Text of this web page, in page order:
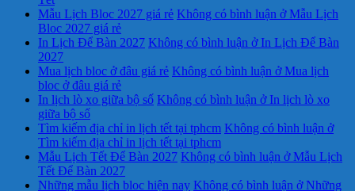
Mẫu Lịch Bloc 2027 giá rẻ Không có bình luận ở Mẫu Lịch
Bloc 2027 giá rẻ
In Lịch Để Bàn 2027 Không có bình luận ở In Lịch Để Bàn
2027
Mua lịch bloc ở đâu giá rẻ Không có bình luận ở Mua lịch
bloc ở đâu giá rẻ
In lịch lò xo giữa bộ số Không có bình luận ở In lịch lò xo
giữa bộ số
Tìm kiếm địa chỉ in lịch tết tại tphcm Không có bình luận ở
Tìm kiếm địa chỉ in lịch tết tại tphcm
Mẫu Lịch Tết Để Bàn 2027 Không có bình luận ở Mẫu Lịch
Tết Để Bàn 2027
Những mẫu lịch bloc hiện nay Không có bình luận ở Những